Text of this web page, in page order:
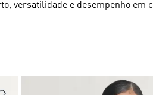
versatilidade e desempenho em
Adicionar à Lista de Desejos